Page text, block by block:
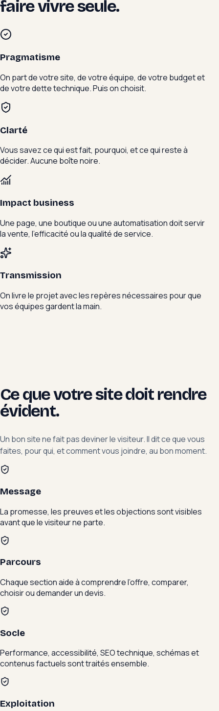
faire vivre seule.
Pragmatisme
On part de votre site, de votre équipe, de votre budget et
de votre dette technique. Puis on choisit.
Clarté
Vous savez ce qui est fait, pourquoi, et ce qui reste à
décider. Aucune boîte noire.
Impact business
Une page, une boutique ou une automatisation doit servir
la vente, l’efficacité ou la qualité de service.
Transmission
On livre le projet avec les repères nécessaires pour que
vos équipes gardent la main.
Ce que votre site doit rendre
évident.
Un bon site ne fait pas deviner le visiteur. Il dit ce que vous
faites, pour qui, et comment vous joindre, au bon moment.
Message
La promesse, les preuves et les objections sont visibles
avant que le visiteur ne parte.
Parcours
Chaque section aide à comprendre l’offre, comparer,
choisir ou demander un devis.
Socle
Performance, accessibilité, SEO technique, schémas et
contenus factuels sont traités ensemble.
Exploitation